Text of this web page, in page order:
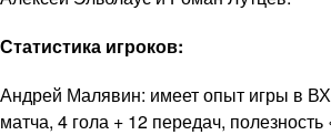
Статистика игроков:
Андрей Малявин: имеет опыт игры в
матча, 4 гола + 12 передач, полезность